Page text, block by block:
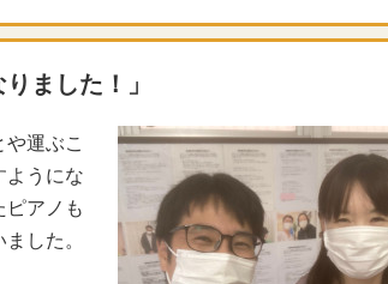
ました！」
運ぶこ
ようにな
ピアノも
した。